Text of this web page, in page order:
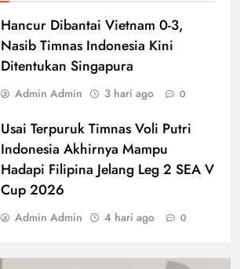
Hancur Dibantai Vietnam 0-3,
Nasib Timnas Indonesia Kini
Ditentukan Singapura
Admin Admin 3 hari ago 0
Usai Terpuruk Timnas Voli Putri
Indonesia Akhirnya Mampu
Hadapi Filipina Jelang Leg 2 SEA V
Cup 2026
Admin Admin 4 hari ago 0